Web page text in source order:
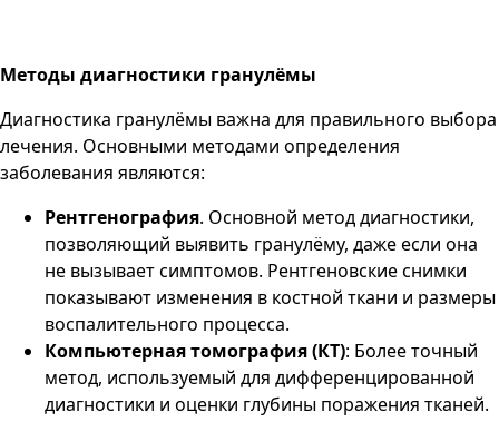
Методы диагностики гранулёмы
Диагностика гранулёмы важна для правильного выбора
лечения. Основными методами определения
заболевания являются:
Рентгенография. Основной метод диагностики,
позволяющий выявить гранулёму, даже если она
не вызывает симптомов. Рентгеновские снимки
показывают изменения в костной ткани и размеры
воспалительного процесса​.
Компьютерная томография (КТ): Более точный
метод, используемый для дифференцированной
диагностики и оценки глубины поражения тканей.